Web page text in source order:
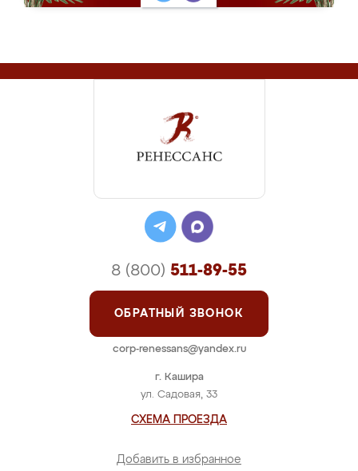
г. Кашира
ул. Садовая, 33
СХЕМА ПРОЕЗДА
Добавить в избранное
8 (800) 511-89-55
ОБРАТНЫЙ ЗВОНОК
corp-renessans@yandex.ru